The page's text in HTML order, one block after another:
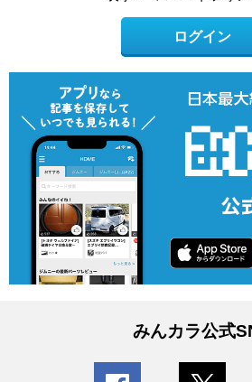
ログイン
みんカラ公式